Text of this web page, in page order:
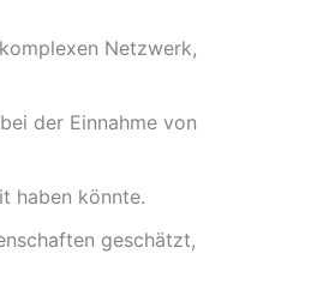
Netzwerk,
der Einnahme von
haben könnte.
geschätzt,